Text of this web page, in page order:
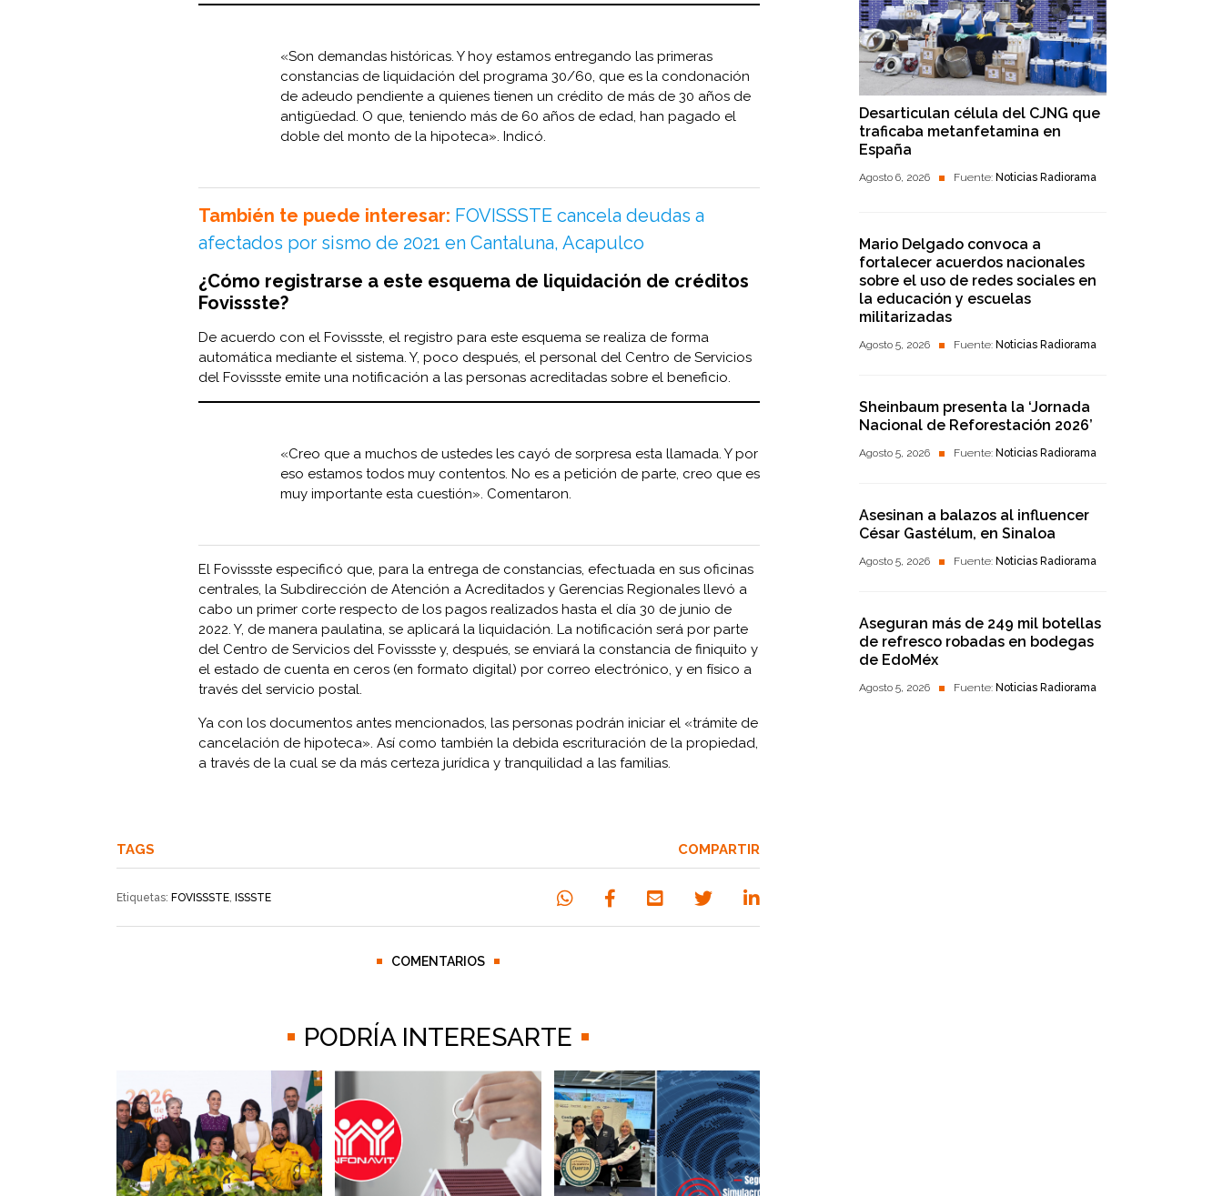
«Son demandas históricas. Y hoy estamos entregando las primeras
constancias de liquidación del programa 30/60, que es la condonación
de adeudo pendiente a quienes tienen un crédito de más de 30 años de
antigüedad. O que, teniendo más de 60 años de edad, han pagado el
doble del monto de la hipoteca». Indicó.
También te puede interesar: FOVISSSTE cancela deudas a
afectados por sismo de 2021 en Cantaluna, Acapulco
¿Cómo registrarse a este esquema de liquidación de créditos
Fovissste?
De acuerdo con el Fovissste, el registro para este esquema se realiza de forma
automática mediante el sistema. Y, poco después, el personal del Centro de Servicios
del Fovissste emite una notificación a las personas acreditadas sobre el beneficio.
«Creo que a muchos de ustedes les cayó de sorpresa esta llamada. Y por
eso estamos todos muy contentos. No es a petición de parte, creo que es
muy importante esta cuestión». Comentaron.
El Fovissste especificó que, para la entrega de constancias, efectuada en sus oficinas
centrales, la Subdirección de Atención a Acreditados y Gerencias Regionales llevó a
cabo un primer corte respecto de los pagos realizados hasta el día 30 de junio de
2022. Y, de manera paulatina, se aplicará la liquidación. La notificación será por parte
del Centro de Servicios del Fovissste y, después, se enviará la constancia de finiquito y
el estado de cuenta en ceros (en formato digital) por correo electrónico, y en físico a
través del servicio postal.
Ya con los documentos antes mencionados, las personas podrán iniciar el «trámite de
cancelación de hipoteca». Así como también la debida escrituración de la propiedad,
a través de la cual se da más certeza jurídica y tranquilidad a las familias.
TAGS
Etiquetas: FOVISSSTE ISSSTE
COMPARTIR
COMENTARIOS
PODRÍA INTERESARTE
Desarticulan célula del CJNG que
traficaba metanfetamina en
España
Agosto 6, 2026 Fuente: Noticias Radiorama
Mario Delgado convoca a
fortalecer acuerdos nacionales
sobre el uso de redes sociales en
la educación y escuelas
militarizadas
Agosto 5, 2026 Fuente: Noticias Radiorama
Sheinbaum presenta la ‘Jornada
Nacional de Reforestación 2026’
Agosto 5, 2026 Fuente: Noticias Radiorama
Asesinan a balazos al influencer
César Gastélum, en Sinaloa
Agosto 5, 2026 Fuente: Noticias Radiorama
Aseguran más de 249 mil botellas
de refresco robadas en bodegas
de EdoMéx
Agosto 5, 2026 Fuente: Noticias Radiorama